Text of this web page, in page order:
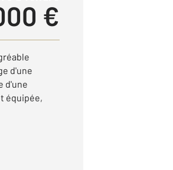
€
d'une
d'une
équipée,